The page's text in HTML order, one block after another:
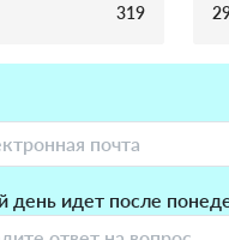
319
день идет после